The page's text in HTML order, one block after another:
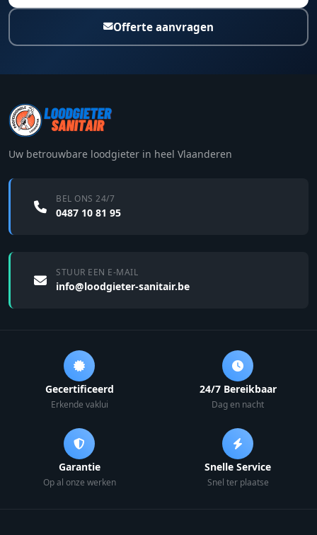
Offerte aanvragen
Uw betrouwbare loodgieter in heel Vlaanderen
BEL ONS 24/7
0487 10 81 95
STUUR EEN E-MAIL
info@loodgieter-sanitair.be
Gecertificeerd
Erkende vaklui
24/7 Bereikbaar
Dag en nacht
Garantie
Op al onze werken
Snelle Service
Snel ter plaatse